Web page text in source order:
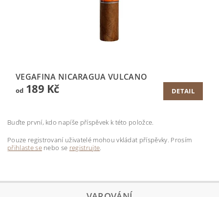
VEGAFINA NICARAGUA VULCANO
od189 Kč DETAIL
Buďte první, kdo napíše příspěvek k této položce.
Pouze registrovaní uživatelé mohou vkládat příspěvky. Prosím
přihlaste senebo se registrujte